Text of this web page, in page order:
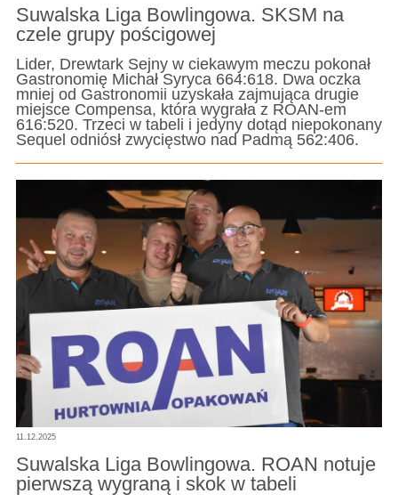
Suwalska Liga Bowlingowa. SKSM na
czele grupy pościgowej
Lider, Drewtark Sejny w ciekawym meczu pokonał
Gastronomię Michał Syryca 664:618. Dwa oczka
mniej od Gastronomii uzyskała zajmująca drugie
miejsce Compensa, która wygrała z ROAN-em
616:520. Trzeci w tabeli i jedyny dotąd niepokonany
Sequel odniósł zwycięstwo nad Padmą 562:406.
11.12.2025
Suwalska Liga Bowlingowa. ROAN notuje
pierwszą wygraną i skok w tabeli